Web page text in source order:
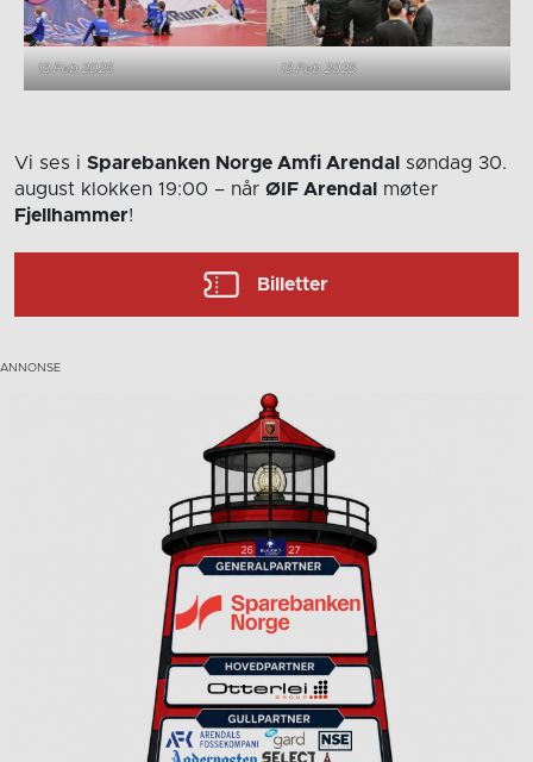
13 Feb 2025 13 Feb 2025
Vi ses i Sparebanken Norge Amfi Arendal søndag 30.
august klokken 19:00 – når ØIF Arendal møter
Fjellhammer!
Billetter